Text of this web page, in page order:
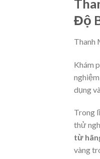
Độ
Thanh
Khám
dụng
Trong
thử
từ
vàng